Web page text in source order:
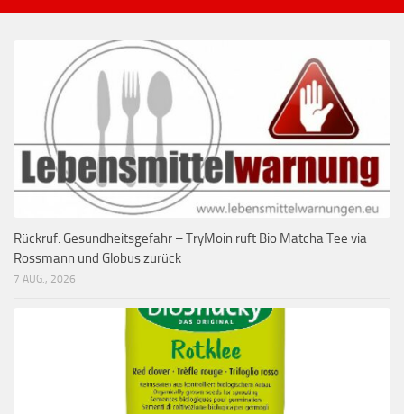
Rückruf: Gesundheitsgefahr – TryMoin ruft Bio Matcha Tee via
Rossmann und Globus zurück
7 AUG., 2026